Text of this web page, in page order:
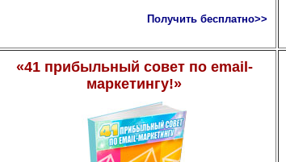
Получить бесплатно>>
«41 прибыльный совет по email-
маркетингу!»